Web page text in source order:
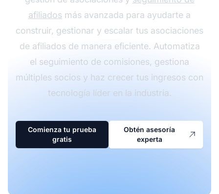
afiliados más avanzada para ayudarte a
construir, gestionar y escalar tus asociaciones
de afiliados de manera eficiente. Automatiza
el seguimiento de comisiones, gestiona
múltiples socios y haz crecer tus ingresos con
tecnología líder en la industria.
Comienza tu prueba
gratis
Obtén asesoría
experta